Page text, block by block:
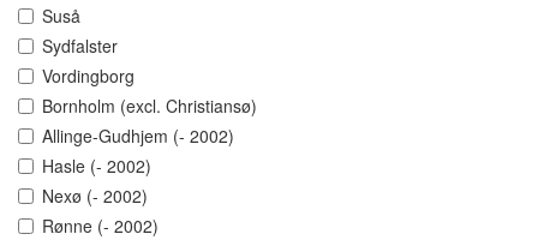
Suså
Sydfalster
Vordingborg
Bornholm (excl. Christiansø)
Allinge-Gudhjem (- 2002)
Hasle (- 2002)
Nexø (- 2002)
Rønne (- 2002)